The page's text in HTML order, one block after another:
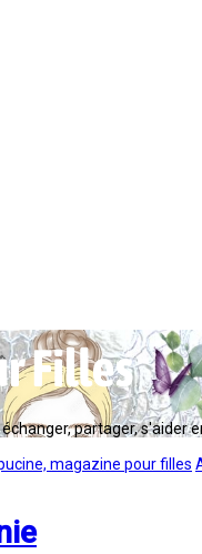
partager, s'aider
magazine pour filles